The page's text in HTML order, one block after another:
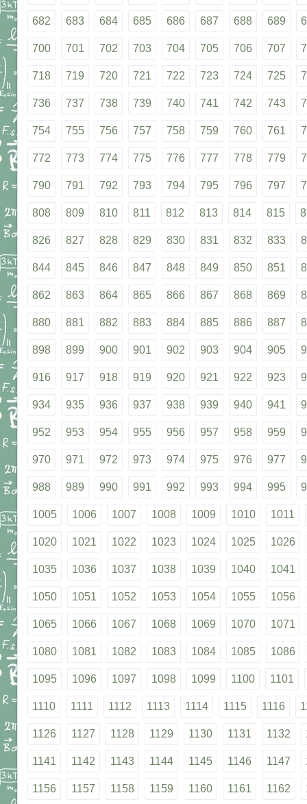
682 683 684 685 686 687 688 689
700 701 702 703 704 705 706 707
718 719 720 721 722 723 724 725
736 737 738 739 740 741 742 743
754 755 756 757 758 759 760 761
772 773 774 775 776 777 778 779
790 791 792 793 794 795 796 797
808 809 810 811 812 813 814 815
826 827 828 829 830 831 832 833
844 845 846 847 848 849 850 851
862 863 864 865 866 867 868 869
880 881 882 883 884 885 886 887
898 899 900 901 902 903 904 905
916 917 918 919 920 921 922 923
934 935 936 937 938 939 940 941
952 953 954 955 956 957 958 959
970 971 972 973 974 975 976 977
988 989 990 991 992 993 994 995
1005 1006 1007 1008 1009 1010 1011
1020 1021 1022 1023 1024 1025 1026
1035 1036 1037 1038 1039 1040 1041
1050 1051 1052 1053 1054 1055 1056
1065 1066 1067 1068 1069 1070 1071
1080 1081 1082 1083 1084 1085 1086
1095 1096 1097 1098 1099 1100 1101
1110 1111 1112 1113 1114 1115 1116
1126 1127 1128 1129 1130 1131 1132
1141 1142 1143 1144 1145 1146 1147
1156 1157 1158 1159 1160 1161 1162